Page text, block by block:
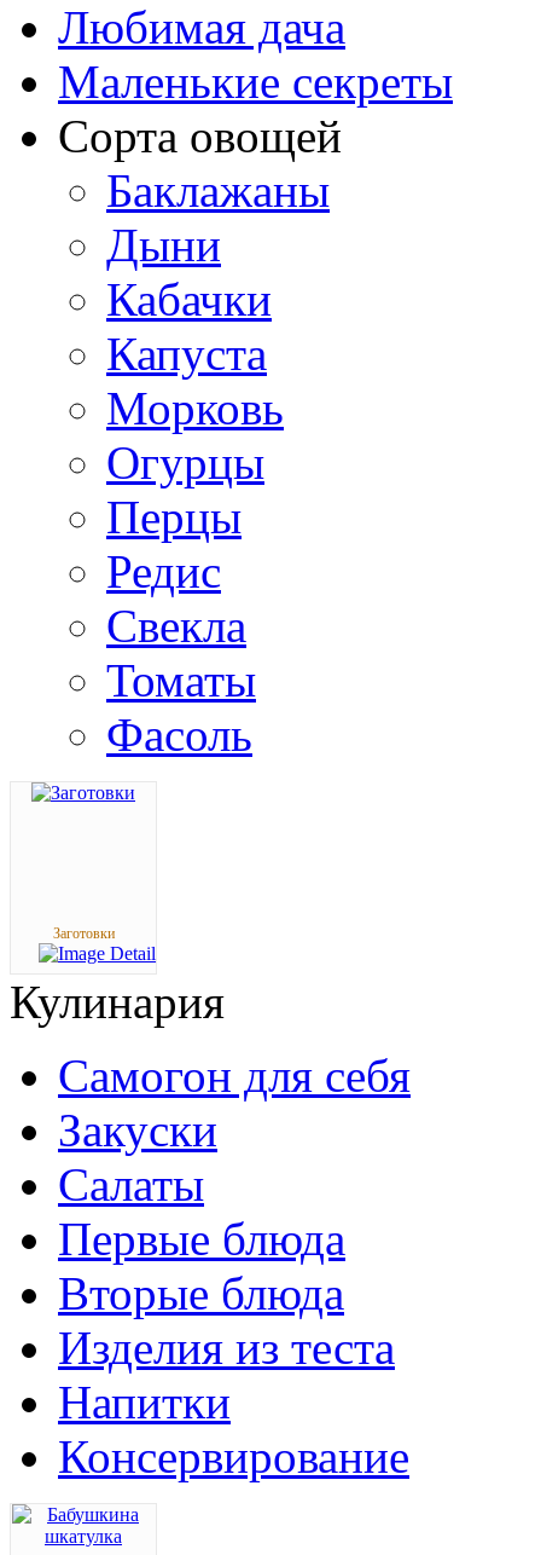
Любимая дача
Маленькие секреты
Сорта овощей
Баклажаны
Дыни
Кабачки
Капуста
Морковь
Огурцы
Перцы
Редис
Свекла
Томаты
Фасоль
Заготовки
Кулинария
Самогон для себя
Закуски
Салаты
Первые блюда
Вторые блюда
Изделия из теста
Напитки
Консервирование